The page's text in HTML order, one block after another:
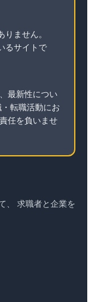
りません。
るサイトで
最新性につい
転職活動にお
任を負いませ
、 求職者と企業を